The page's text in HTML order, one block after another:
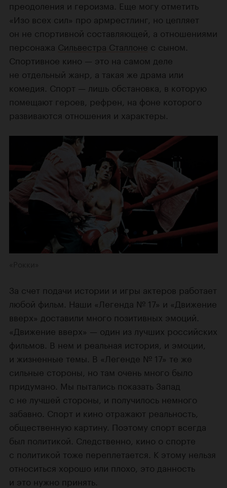
преодоления и героизма. Еще могу отметить
«Изо всех сил» про армрестлинг, но цепляет
он не спортивной составляющей, а отношениями
персонажа Сильвестра Сталлоне с сыном.
Спортивное кино — это на самом деле
не отдельный жанр, а такая же драма или
комедия. Спорт — лишь обстановка, в которую
помещают героев, рефрен, на фоне которого
развиваются отношения и характеры.
За счет подачи истории и игры актеров работает
любой фильм. Наши «Легенда № 17» и «Движение
вверх» доставили много позитивных эмоций.
«Движение вверх» — один из лучших российских
фильмов. В нем и реальная история, и эмоции,
и жизненные темы. В «Легенде № 17» те же
сильные стороны, но там очень много было
придумано. Мы пытались показать Запад
с не лучшей стороны, и получилось немного
забавно. Спорт и кино отражают реальность,
общественную картину. Поэтому спорт всегда
был политикой. Следственно, кино о спорте
с политикой тоже переплетается. К этому нельзя
относиться хорошо или плохо, это данность
и это нужно принять.